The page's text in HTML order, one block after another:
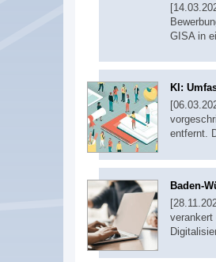
GISA in
KI:
entfernt.
Baden-
verankert